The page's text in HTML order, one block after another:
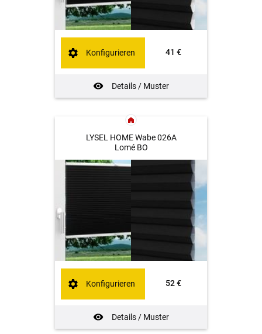
41 €
Details / Muster
Konfigurieren
LYSEL HOME Wabe 026A
Lomé BO
52 €
Details / Muster
Konfigurieren